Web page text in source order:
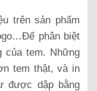
trên sản phẩm
phân biệt
của tem. Những
tem thật, và in
được dập bằng